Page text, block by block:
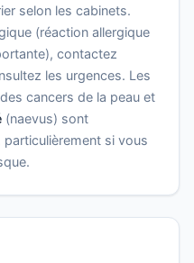
selon les cabinets.
(réaction allergique
contactez
les urgences. Les
des cancers de la peau et
(naevus) sont
si vous